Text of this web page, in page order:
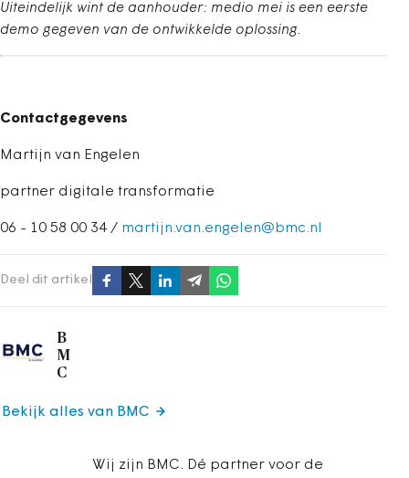
Uiteindelijk wint de aanhouder: medio mei is een eerste
demo gegeven van de ontwikkelde oplossing.
Contactgegevens
Martijn van Engelen
partner digitale transformatie
06 - 10 58 00 34 / martijn.van.engelen@bmc.nl
Deel dit artikel
B
M
C
Wij zijn BMC. Dé partner voor de
Bekijk alles van BMC